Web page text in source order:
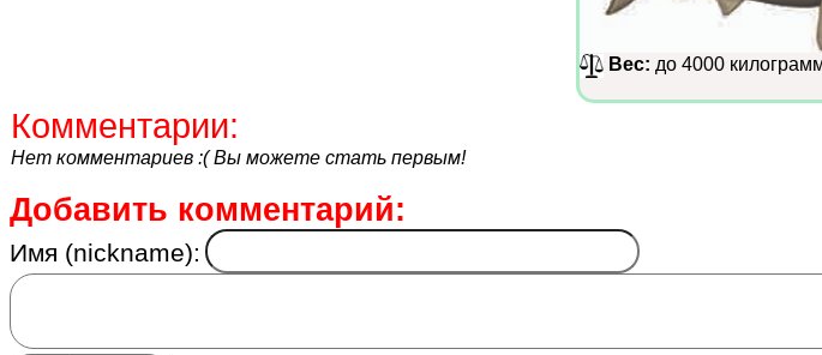
Вес: до 4000
Комментарии:
Нет комментариев :( Вы можете стать первым!
Добавить комментарий:
Имя (nickname):